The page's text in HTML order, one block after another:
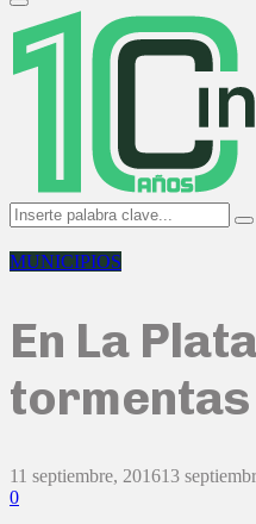
Primary
Menu
Search
for:
MUNICIPIOS
En La
tormentas
11 septiembre, 201613
0